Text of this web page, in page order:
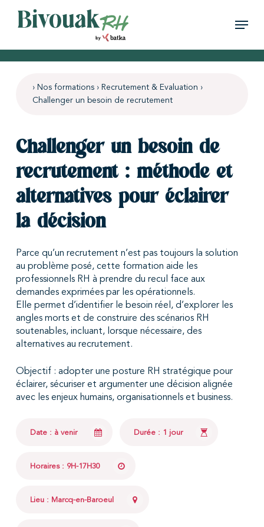
Menu
› Nos formations › Recrutement & Evaluation ›
Challenger un besoin de recrutement
Challenger un besoin de
recrutement : méthode et
alternatives pour éclairer
la décision
Parce qu’un recrutement n’est pas toujours la solution
au problème posé, cette formation aide les
professionnels RH à prendre du recul face aux
demandes exprimées par les opérationnels.
Elle permet d’identifier le besoin réel, d’explorer les
angles morts et de construire des scénarios RH
soutenables, incluant, lorsque nécessaire, des
alternatives au recrutement.
Objectif : adopter une posture RH stratégique pour
éclairer, sécuriser et argumenter une décision alignée
avec les enjeux humains, organisationnels et business.
Date : à venir Durée : 1 jour
Horaires : 9H-17H30
Lieu : Marcq-en-Baroeul
Menu